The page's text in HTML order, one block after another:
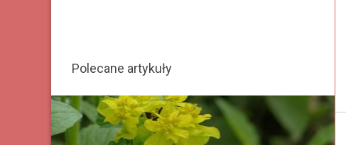
Polecane artykuły